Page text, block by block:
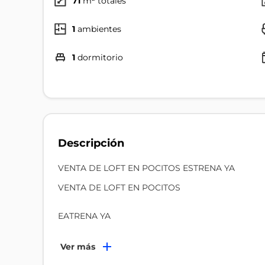
1 ambientes
1 dormitorio
Descripción
VENTA DE LOFT EN POCITOS ESTRENA YA
VENTA DE LOFT EN POCITOS
EATRENA YA
El desarrollo se encuentra en Pocitos, ubicado
Ver más